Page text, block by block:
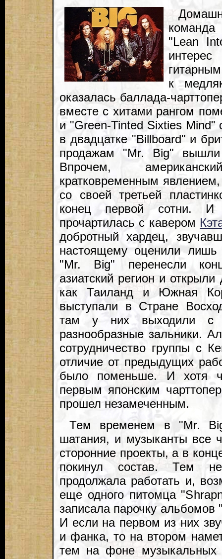
"Lean
к
оказалась баллада-
вместе с хитами рангом
и "Green-Tinted Sixties
в двадцатке "Billboard" и
продажам "Mr. Big" вышли
Впрочем,
кратковременным
со своей третьей
конец первой сотни. И
прочартилась с кавером
добротный хардец,
настоящему оценили
"Mr. Big" перенесли
азиатский регион и
как Таиланд и Южная
выступали в Стране
там у них выходили с
разнообразные зальники.
сотрудничество группы с
отличие от предыдущих
было поменьше. И хотя
первым японским
прошел незамеченным.
Тем временем в "Mr.
шатания, и музыканты все
сторонние проекты, а в
покинул состав. Тем
продолжала работать и,
еще одного питомца
записала парочку
И если на первом из них
и фанка, то на втором
тем на фоне музыкальных